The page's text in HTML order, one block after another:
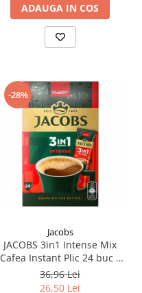
ADAUGA IN COS
-28%
Jacobs
JACOBS 3in1 Intense Mix
Cafea Instant Plic 24 buc x
11.1g
36,96 Lei
26,50 Lei